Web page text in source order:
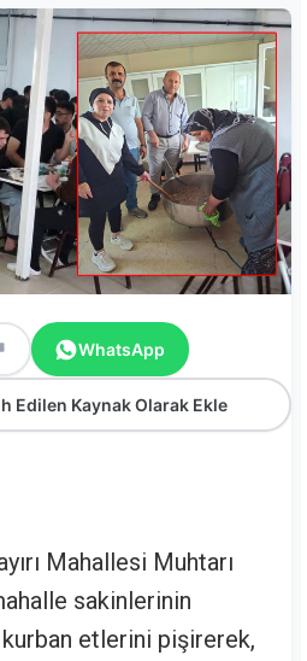
WhatsApp
Edilen Kaynak Olarak Ekle
Mahallesi Muhtarı
sakinlerinin
etlerini pişirerek,